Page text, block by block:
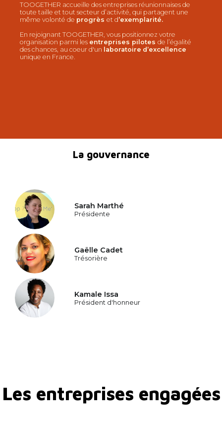
TOOGETHER accueille des entreprises réunionnaises de
toute taille et tout secteur d’activité, qui partagent une
même volonté de progrès et d’exemplarité.
En rejoignant TOOGETHER, vous positionnez votre
organisation parmi les entreprises pilotes de l’égalité
des chances, au coeur d'un laboratoire d’excellence
unique en France.
La gouvernance
Sarah Marthé
Présidente
Gaëlle Cadet
Trésorière
Kamale Issa
Président d'honneur